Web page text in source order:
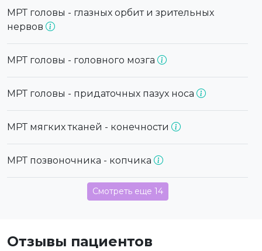
МРТ головы - глазных орбит и зрительных
нервов
МРТ головы - головного мозга
МРТ головы - придаточных пазух носа
МРТ мягких тканей - конечности
МРТ позвоночника - копчика
Смотреть еще 14
Отзывы пациентов